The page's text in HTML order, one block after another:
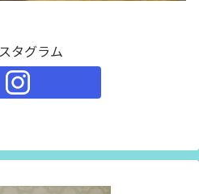
タグラム